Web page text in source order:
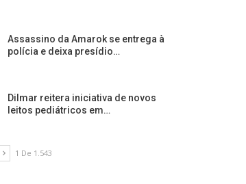
Assassino da Amarok se entrega à
polícia e deixa presídio…
Dilmar reitera iniciativa de novos
leitos pediátricos em…
1 De 1.543